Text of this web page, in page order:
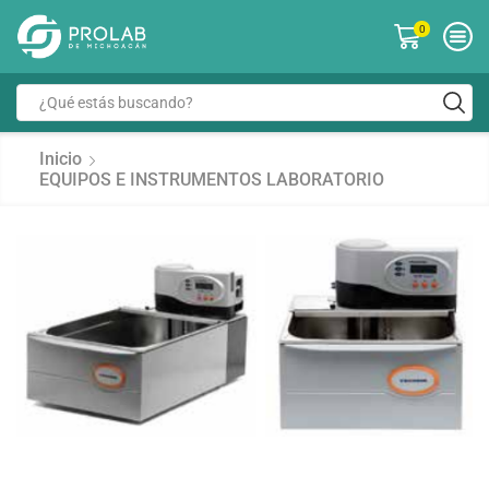
0
Inicio
EQUIPOS E INSTRUMENTOS LABORATORIO